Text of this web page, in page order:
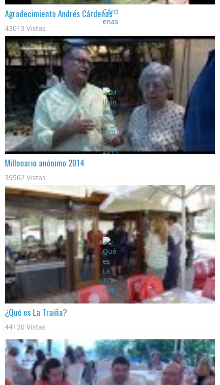
Agradecimiento Andrés Cárdenas
43013 Vistas
Millonario anónimo 2014
39562 Vistas
¿Qué es La Traiña?
44120 Vistas